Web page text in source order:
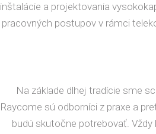
inštalácie a projektovania
pracovných postupov v rámci
Na základe dlhej tradície sme
Raycome sú odborníci z praxe a
budú skutočne potrebovať.